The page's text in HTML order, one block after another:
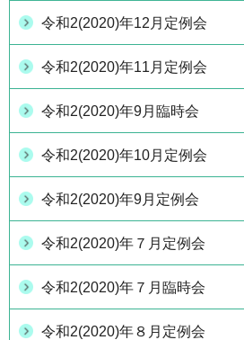
令和2(2020)年12月定例会
令和2(2020)年11月定例会
令和2(2020)年9月臨時会
令和2(2020)年10月定例会
令和2(2020)年9月定例会
令和2(2020)年７月定例会
令和2(2020)年７月臨時会
令和2(2020)年８月定例会